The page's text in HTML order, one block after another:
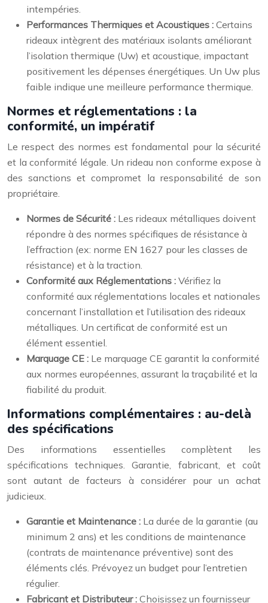
intempéries.
Performances Thermiques et Acoustiques : Certains
rideaux intègrent des matériaux isolants améliorant
l’isolation thermique (Uw) et acoustique, impactant
positivement les dépenses énergétiques. Un Uw plus
faible indique une meilleure performance thermique.
Normes et réglementations : la
conformité, un impératif
Le respect des normes est fondamental pour la sécurité
et la conformité légale. Un rideau non conforme expose à
des sanctions et compromet la responsabilité de son
propriétaire.
Normes de Sécurité : Les rideaux métalliques doivent
répondre à des normes spécifiques de résistance à
l’effraction (ex: norme EN 1627 pour les classes de
résistance) et à la traction.
Conformité aux Réglementations : Vérifiez la
conformité aux réglementations locales et nationales
concernant l’installation et l’utilisation des rideaux
métalliques. Un certificat de conformité est un
élément essentiel.
Marquage CE : Le marquage CE garantit la conformité
aux normes européennes, assurant la traçabilité et la
fiabilité du produit.
Informations complémentaires : au-delà
des spécifications
Des informations essentielles complètent les
spécifications techniques. Garantie, fabricant, et coût
sont autant de facteurs à considérer pour un achat
judicieux.
Garantie et Maintenance : La durée de la garantie (au
minimum 2 ans) et les conditions de maintenance
(contrats de maintenance préventive) sont des
éléments clés. Prévoyez un budget pour l’entretien
régulier.
Fabricant et Distributeur : Choisissez un fournisseur